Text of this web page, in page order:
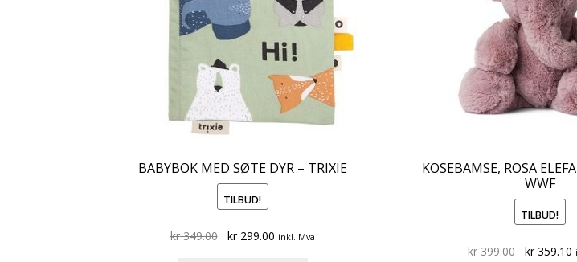
BABYBOK MED SØTE DYR – TRIXIE
TILBUD!
kr349.00
Original
kr299.00 Current
inkl. Mva
KOSEBAMSE, ROSA
WWF
TILBUD!
kr399.00
Original
kr359.10